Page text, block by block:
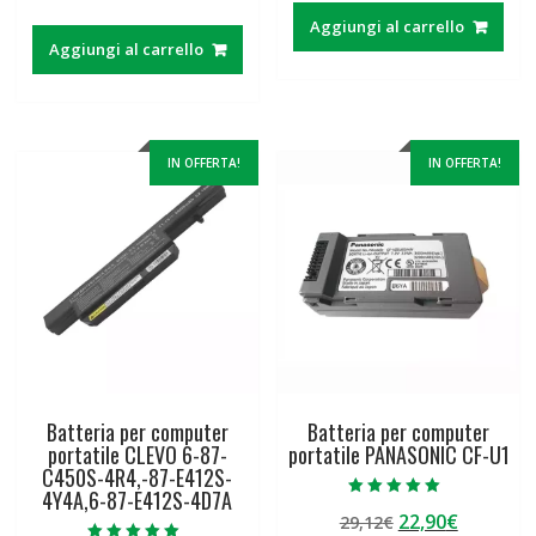
originale
era:
attuale
è:
Aggiungi al carrello
originale
era:
attuale
è:
Aggiungi al carrello
IN OFFERTA!
Batteria per computer
portatile CLEVO 6-87-
C450S-4R4,-87-E412S-
4Y4A,6-87-E412S-4D7A
IN OFFERTA!
Batteria per computer
portatile PANASONIC CF-U1
5.00
29,12€ Il
22,90€Il